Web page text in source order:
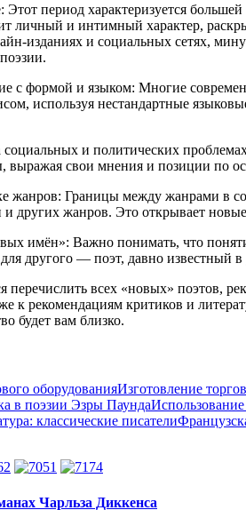
период характеризуется
личный и интимный характер,
изданиях и социальных сетях,
с формой и языком: Многие
используя нестандартные
и политических
выражая свои мнения и позиции по
жанров: Границы между жанрами в
и других жанров. Это открывает
имён»: Важно понимать, что
для другого — поэт, давно
перечислить всех «новых» поэтов,
к рекомендациям критиков и
будет вам близко.
Изготовление
Чарльза Диккенса